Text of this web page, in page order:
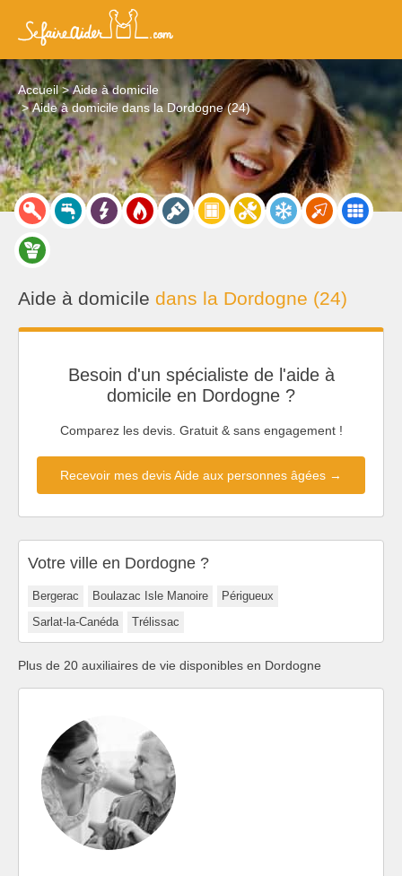
Accueil
Aide à domicile
Aide à domicile dans la Dordogne (24)
Aide à domicile dans la Dordogne (24)
Besoin d'un spécialiste de l'aide à
domicile en Dordogne ?
Comparez les devis. Gratuit & sans engagement !
Recevoir mes devis Aide aux personnes âgées →
Votre ville en Dordogne ?
Bergerac Boulazac Isle Manoire
Périgueux
Sarlat-la-Canéda
Trélissac
Plus de 20 auxiliaires de vie disponibles en Dordogne